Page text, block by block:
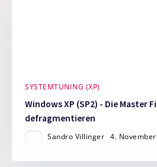
SYSTEMTUNING (XP)
Windows XP (SP2) - Die Master
defragmentieren
Sandro Villinger 4.